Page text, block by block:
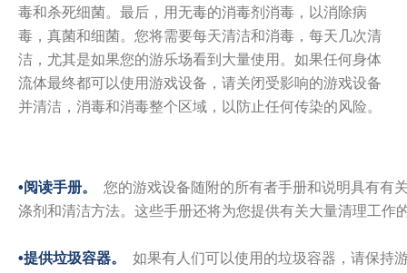
毒和杀死细菌。最后，用无毒的消毒剂消毒，以消除病
毒，真菌和细菌。您将需要每天清洁和消毒，每天几次清
洁，尤其是如果您的游乐场看到大量使用。如果任何身体
流体最终都可以使用游戏设备，请关闭受影响的游戏设备
并清洁，消毒和消毒整个区域，以防止任何传染的风险。
•阅读手册。
您的游戏设备随附的所有者手册和说明具有有
涤剂和清洁方法。这些手册还将为您提供有关大量清理工作
•提供垃圾容器。
如果有人们可以使用的垃圾容器，请保持